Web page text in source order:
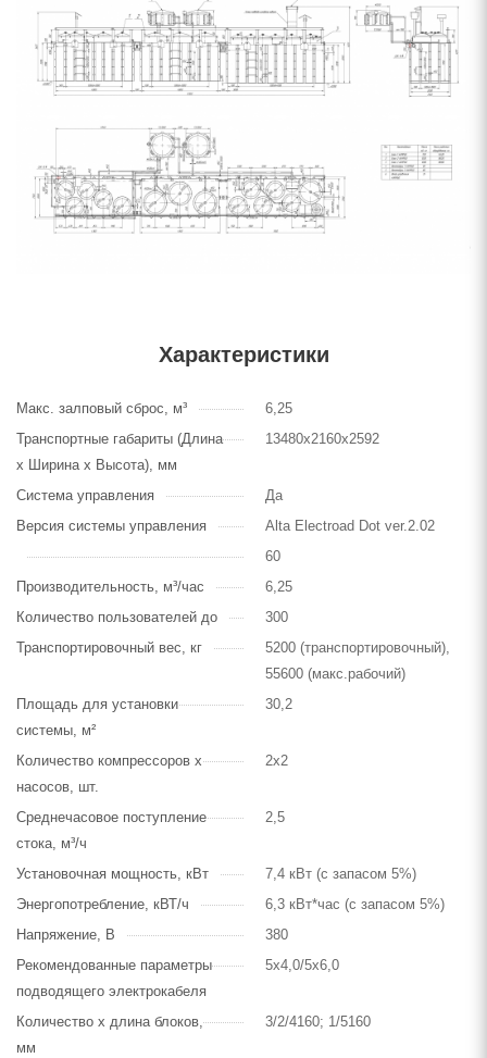
Характеристики
Макс. залповый сброс, м³
6,25
Транспортные габариты (Длина
х Ширина х Высота), мм
13480х2160х2592
Система управления
Да
Версия системы управления
Alta Electroad Dot ver.2.02
60
Производительность, м³/час
6,25
Количество пользователей до
300
Транспортировочный вес, кг
5200 (транспортировочный),
55600 (макс.рабочий)
Площадь для установки
системы, м²
30,2
Количество компрессоров х
насосов, шт.
2х2
Среднечасовое поступление
стока, м³/ч
2,5
Установочная мощность, кВт
7,4 кВт (с запасом 5%)
Энергопотребление, кВТ/ч
6,3 кВт*час (с запасом 5%)
Напряжение, В
380
Рекомендованные параметры
подводящего электрокабеля
5х4,0/5х6,0
Количество х длина блоков,
мм
3/2/4160; 1/5160